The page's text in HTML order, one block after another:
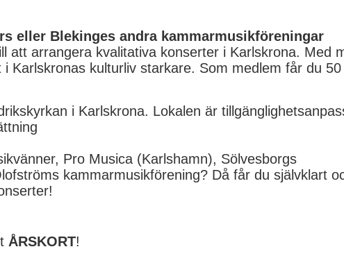
eller Blekinges andra kammarmusikföreningar
att arrangera kvalitativa konserter i Karlskrona. Med
Karlskronas kulturliv starkare. Som medlem får du
i Karlskrona. Lokalen är
Pro Musica (Karlshamn), Sölvesborgs
kammarmusikförening? Då får du självklart
ÅRSKORT!